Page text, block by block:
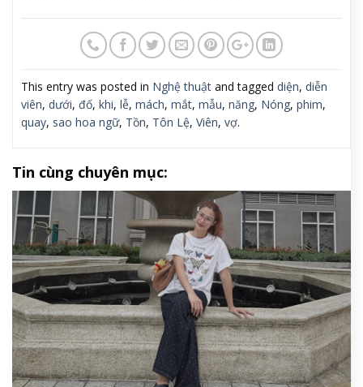
This entry was posted in Nghệ thuật and tagged diện, diễn
viên, dưới, đố, khi, lễ, mách, mắt, mẫu, năng, Nóng, phim,
quay, sao hoa ngữ, Tồn, Tôn Lệ, Viên, vợ.
Tin cùng chuyên mục: